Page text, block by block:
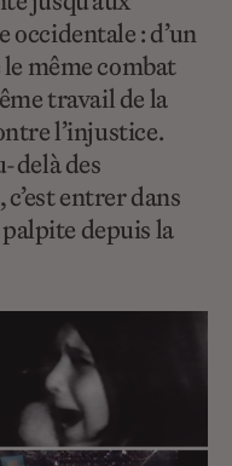
: d’un
même combat
travail de la
l’injustice.
delà des
entrer dans
depuis la